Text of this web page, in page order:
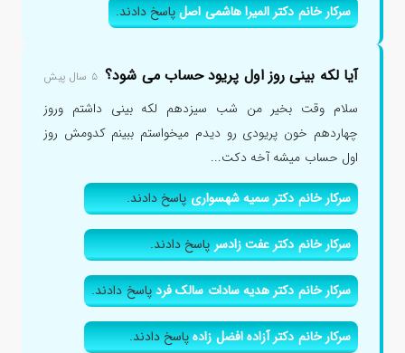
سرکار خانم دکتر المیرا هاشمی اصلپاسخ دادند.
آیا لکه بینی روز اول پریود حساب می شود؟ ۵ سال پیش
سلام وقت بخیر من شب سیزدهم لکه بینی داشتم وروز
چهاردهم خون پریودی رو دیدم میخواستم ببینم کدومش روز
اول حساب میشه آخه دکت...
سرکار خانم دکتر سمیه شهسواریپاسخ دادند.
سرکار خانم دکتر عفت زادسرپاسخ دادند.
سرکار خانم دکتر هدیه سادات سالک فردپاسخ دادند.
سرکار خانم دکتر آزاده افضل زادهپاسخ دادند.